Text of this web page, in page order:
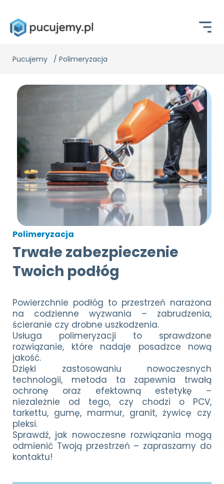
Pucujemy / Polimeryzacja
Polimeryzacja
Trwałe zabezpieczenie
Twoich podłóg
Powierzchnie podłóg to przestrzeń narażona
na codzienne wyzwania – zabrudzenia,
ścieranie czy drobne uszkodzenia.
Usługa polimeryzacji to sprawdzone
rozwiązanie, które nadaje posadzce nową
jakość.
Dzięki zastosowaniu nowoczesnych
technologii, metoda ta zapewnia trwałą
ochronę oraz efektowną estetykę –
niezależnie od tego, czy chodzi o PCV,
tarkettu, gumę, marmur, granit, żywicę czy
pleksi.
Sprawdź, jak nowoczesne rozwiązania mogą
odmienić Twoją przestrzeń – zapraszamy do
kontaktu!